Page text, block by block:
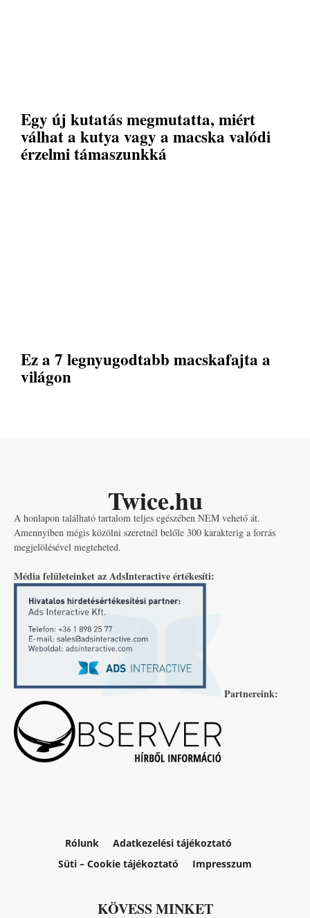
Egy új kutatás megmutatta, miért
válhat a kutya vagy a macska valódi
érzelmi támaszunkká
Ez a 7 legnyugodtabb macskafajta a
világon
Twice.hu
A honlapon található tartalom teljes egészében NEM vehető át.
Amennyiben mégis közölni szeretnél belőle 300 karakterig a forrás
megjelölésével megteheted.
Média felületeinket az AdsInteractive értékesíti:
Partnereink:
Rólunk
Adatkezelési tájékoztató
Süti – Cookie tájékoztató
Impresszum
KÖVESS MINKET